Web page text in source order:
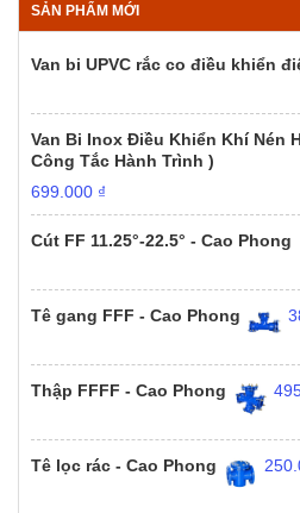
SẢN PHẨM MỚI
Van bi UPVC rắc co điều khiển
Van Bi Inox Điều Khiển Khí Nén
Công Tắc Hành Trình )
699.000 ₫
Cút FF 11.25°-22.5° - Cao Phong
Tê gang FFF - Cao Phong
Thập FFFF - Cao Phong
Tê lọc rác - Cao Phong